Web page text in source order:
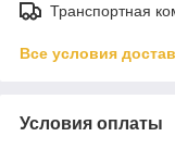
Транспортная
Все условия
Условия оплаты